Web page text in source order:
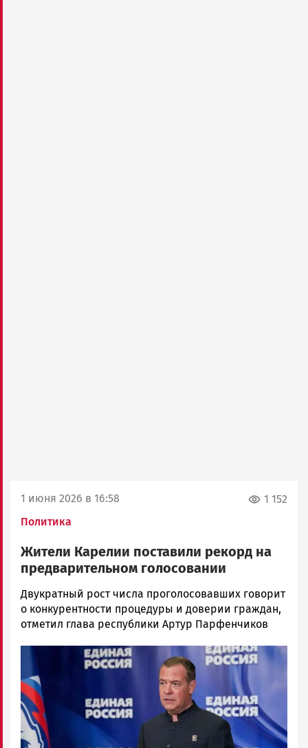
1 июня 2026 в 16:58
Политика
1 152
Жители Карелии поставили рекорд на
предварительном голосовании
Екатерина
Желу…
Новости
Карелии
|
Петрозаводск
ГОВОРИТ
Двукратный рост числа проголосовавших говорит
о конкурентности процедуры и доверии граждан,
отметил глава республики Артур Парфенчиков